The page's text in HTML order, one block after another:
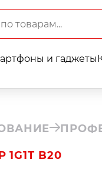
и гаджеты
B20